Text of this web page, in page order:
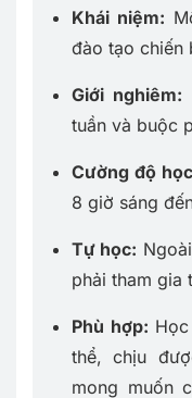
Khái niệm:
đào tạo chiến
Giới nghiêm:
tuần và buộc
Cường độ
8 giờ sáng
Tự học:
phải tham gia
Phù hợp:
thể, chịu
mong muốn